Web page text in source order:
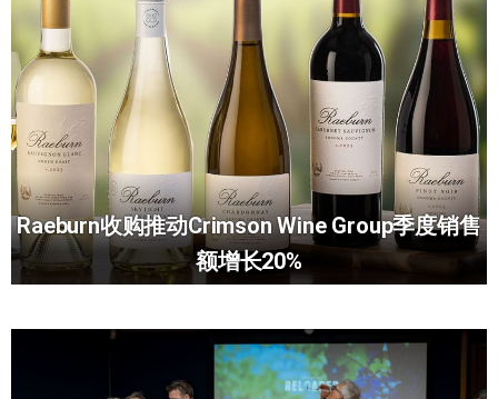
Raeburn收购推动Crimson Wine Group季度销售
额增长20%